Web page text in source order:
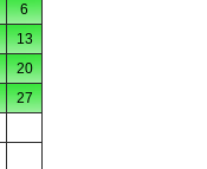
6
13
20
27